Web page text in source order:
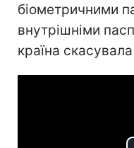
біометричними
внутрішніми
країна